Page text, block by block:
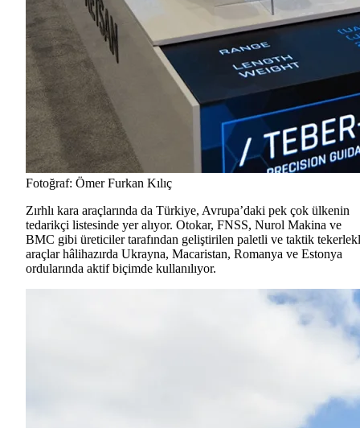
Fotoğraf: Ömer Furkan Kılıç
Zırhlı kara araçlarında da Türkiye, Avrupa’daki pek çok ülkenin
tedarikçi listesinde yer alıyor. Otokar, FNSS, Nurol Makina ve
BMC gibi üreticiler tarafından geliştirilen paletli ve taktik
araçlar hâlihazırda Ukrayna, Macaristan, Romanya ve Estonya
ordularında aktif biçimde kullanılıyor.